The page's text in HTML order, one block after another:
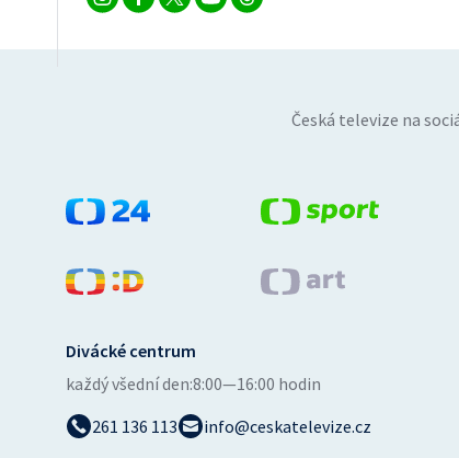
Česká televize na
Divácké centrum
každý všední den:8:00—16:00 hodin
261 136 113
info@ceskatelevize.cz